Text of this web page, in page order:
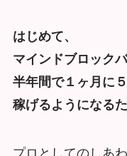
はじめて、
マインドブロック
半年間で１ヶ月に
稼げるようになる
プロとしてのしあ